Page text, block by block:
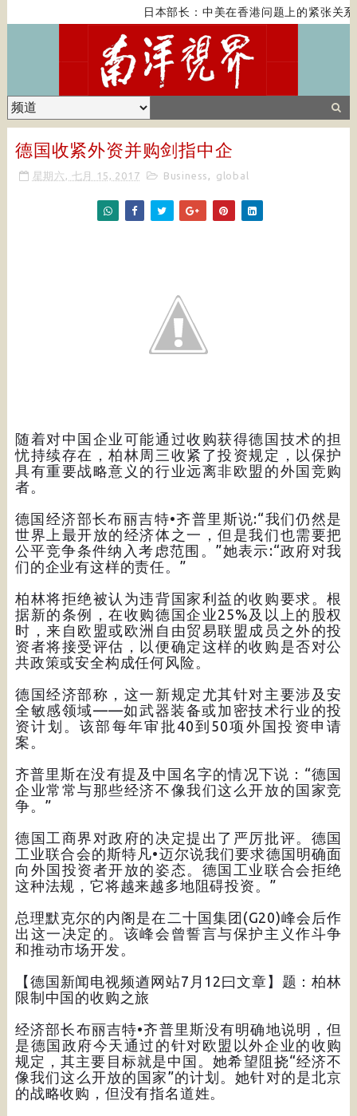
日本部长：中美在香港问题上的紧张关系
德国收紧外资并购剑指中企
星期六, 七月 15, 2017 Business , global
随着对中国企业可能通过收购获得德国技术的担
忧持续存在，柏林周三收紧了投资规定，以保护
具有重要战略意义的行业远离非欧盟的外国竞购
者。
德国经济部长布丽吉特•齐普里斯说:“我们仍然是
世界上最开放的经济体之一，但是我们也需要把
公平竞争条件纳入考虑范围。”她表示:“政府对我
们的企业有这样的责任。”
柏林将拒绝被认为违背国家利益的收购要求。根
据新的条例，在收购德国企业25%及以上的股权
时，来自欧盟或欧洲自由贸易联盟成员之外的投
资者将接受评估，以便确定这样的收购是否对公
共政策或安全构成任何风险。
德国经济部称，这一新规定尤其针对主要涉及安
全敏感领域——如武器装备或加密技术行业的投
资计划。该部每年审批40到50项外国投资申请
案。
齐普里斯在没有提及中国名字的情况下说：“德国
企业常常与那些经济不像我们这么开放的国家竞
争。”
德国工商界对政府的决定提出了严厉批评。德国
工业联合会的斯特凡•迈尔说我们要求德国明确面
向外国投资者开放的姿态。德国工业联合会拒绝
这种法规，它将越来越多地阻碍投资。”
总理默克尔的内阁是在二十国集团(G20)峰会后作
出这一决定的。该峰会曾誓言与保护主义作斗争
和推动市场开发。
【德国新闻电视频遒网站7月12曰文章】题：柏林
限制中国的收购之旅
经济部长布丽吉特•齐普里斯没有明确地说明，但
是德国政府今天通过的针对欧盟以外企业的收购
规定，其主要目标就是中国。她希望阻挠“经济不
像我们这么开放的国家”的计划。她针对的是北京
的战略收购，但没有指名道姓。